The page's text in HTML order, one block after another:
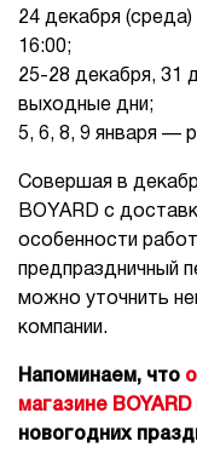
24 декабря
16:00;
25-28 декабря, 31
выходные дни;
5, 6, 8, 9 января —
Совершая в
BOYARD с
особенности
предпраздничный
можно уточнить
компании.
Напоминаем, что
магазине BOYARD
новогодних